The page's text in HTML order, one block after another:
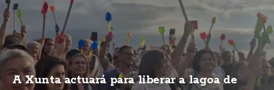
A Xunta actuará para liberar a lagoa de